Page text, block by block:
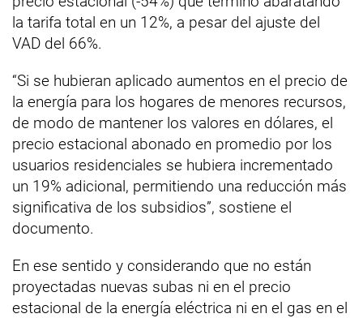
la tarifa total en un 12%, a pesar del ajuste del
VAD del 66%.
“Si se hubieran aplicado aumentos en el precio de
la energía para los hogares de menores recursos,
de modo de mantener los valores en dólares, el
precio estacional abonado en promedio por los
usuarios residenciales se hubiera incrementado
un 19% adicional, permitiendo una reducción más
significativa de los subsidios”, sostiene el
documento.
En ese sentido y considerando que no están
proyectadas nuevas subas ni en el precio
estacional de la energía eléctrica ni en el gas en el